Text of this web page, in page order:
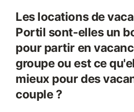
Les locations de
Portil sont-elles un
pour partir en
groupe ou est ce
mieux pour des
couple ?